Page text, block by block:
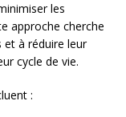
les
approche cherche
et à réduire leur
cycle de vie.
: